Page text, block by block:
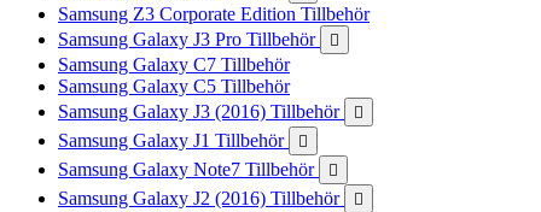
Samsung Z3 Corporate Edition Tillbehör
Samsung Galaxy J3 Pro Tillbehör

Samsung Galaxy C7 Tillbehör
Samsung Galaxy C5 Tillbehör
Samsung Galaxy J3 (2016) Tillbehör

Samsung Galaxy J1 Tillbehör 
Samsung Galaxy Note7 Tillbehör 
Samsung Galaxy J2 (2016) Tillbehör 